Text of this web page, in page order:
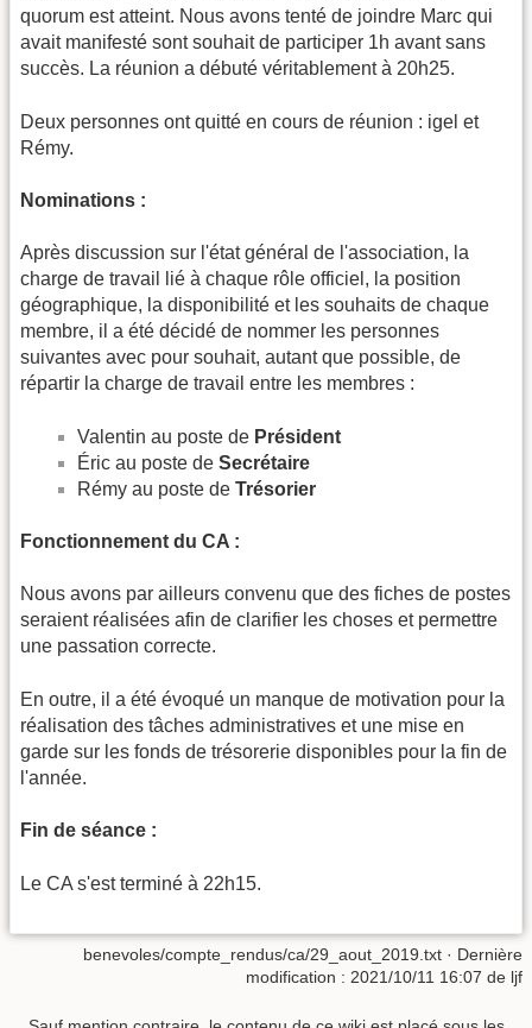
quorum est atteint. Nous avons tenté de joindre Marc qui
avait manifesté sont souhait de participer 1h avant sans
succès. La réunion a débuté véritablement à 20h25.
Deux personnes ont quitté en cours de réunion : igel et
Rémy.
Nominations :
Après discussion sur l'état général de l'association, la
charge de travail lié à chaque rôle officiel, la position
géographique, la disponibilité et les souhaits de chaque
membre, il a été décidé de nommer les personnes
suivantes avec pour souhait, autant que possible, de
répartir la charge de travail entre les membres :
Valentin au poste de Président
Éric au poste de Secrétaire
Rémy au poste de Trésorier
Fonctionnement du CA :
Nous avons par ailleurs convenu que des fiches de postes
seraient réalisées afin de clarifier les choses et permettre
une passation correcte.
En outre, il a été évoqué un manque de motivation pour la
réalisation des tâches administratives et une mise en
garde sur les fonds de trésorerie disponibles pour la fin de
l'année.
Fin de séance :
Le CA s'est terminé à 22h15.
benevoles/compte_rendus/ca/29_aout_2019.txt · Dernière
modification : 2021/10/11 16:07 de ljf